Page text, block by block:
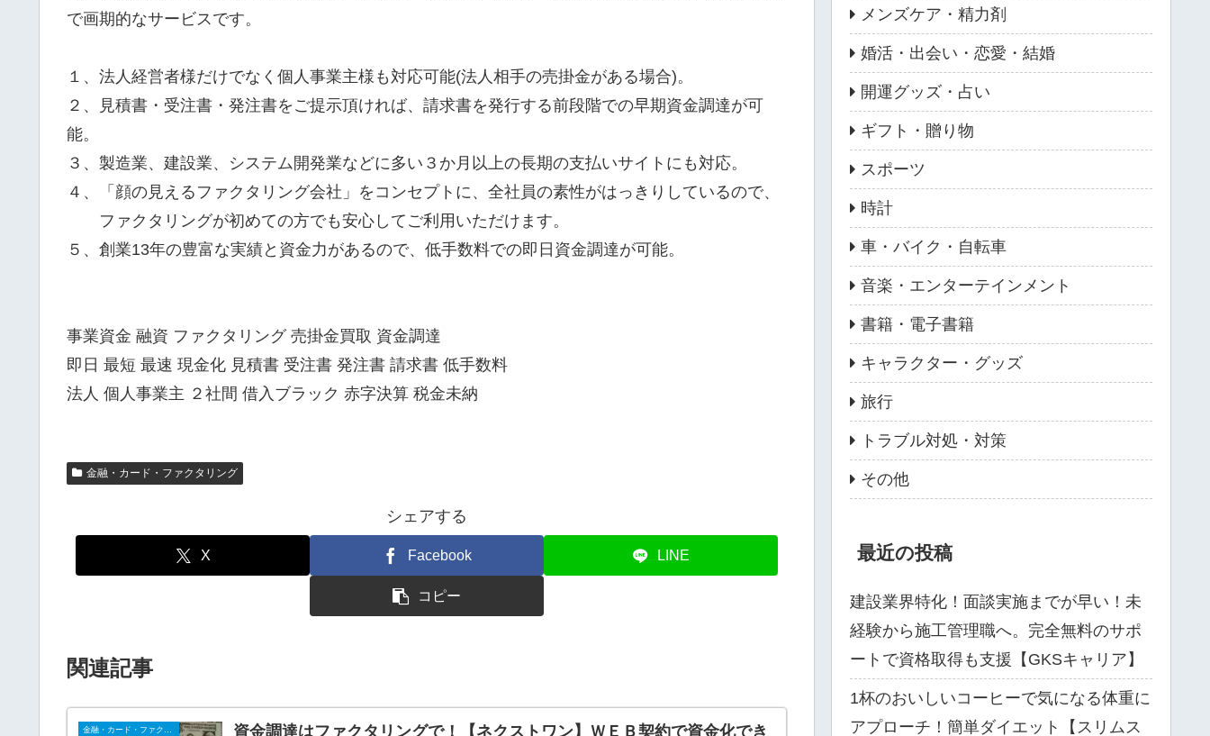
で画期的なサービスです。
１、法人経営者様だけでなく個人事業主様も対応可能(法人相手の売掛金がある場合)。
２、見積書・受注書・発注書をご提示頂ければ、請求書を発行する前段階での早期資金調達が可
能。
３、製造業、建設業、システム開発業などに多い３か月以上の長期の支払いサイトにも対応。
４、「顔の見えるファクタリング会社」をコンセプトに、全社員の素性がはっきりしているので、
ファクタリングが初めての方でも安心してご利用いただけます。
５、創業13年の豊富な実績と資金力があるので、低手数料での即日資金調達が可能。
事業資金 融資 ファクタリング 売掛金買取 資金調達
即日 最短 最速 現金化 見積書 受注書 発注書 請求書 低手数料
法人 個人事業主 ２社間 借入ブラック 赤字決算 税金未納
金融・カード・ファクタリング
シェアする
X Facebook LINE
コピー
関連記事
金融・カード・ファクタリング
資金調達はファクタリングで！【ネクストワン】ＷＥＢ契約で資金化でき
メンズケア・精力剤
婚活・出会い・恋愛・結婚
開運グッズ・占い
ギフト・贈り物
スポーツ
時計
車・バイク・自転車
音楽・エンターテインメント
書籍・電子書籍
キャラクター・グッズ
旅行
トラブル対処・対策
その他
最近の投稿
建設業界特化！面談実施までが早い！未
経験から施工管理職へ。完全無料のサポ
ートで資格取得も支援【GKSキャリア】
1杯のおいしいコーヒーで気になる体重に
アプローチ！簡単ダイエット【スリムス